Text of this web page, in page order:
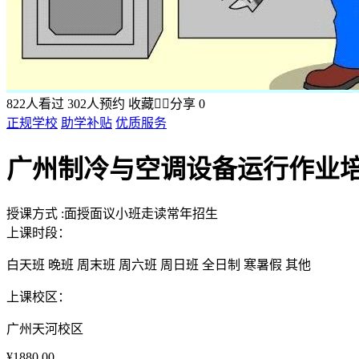
822人看过 302人预约 收藏 分享 0
正规学校 助学补贴 优质服务
广州制冷与空调设备运行作业
授课方式 :面授面议小班走读常年招生
上课时段：
白天班 晚班 周末班 周六班 周日班 全日制 寒暑假 其他
上课校区：
广州天河校区